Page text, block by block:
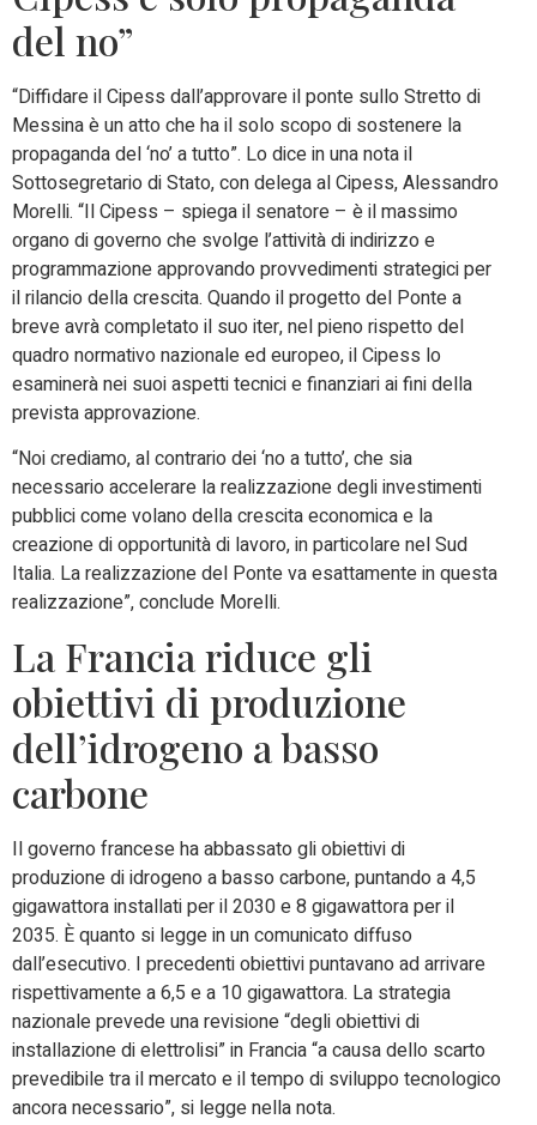
del no”
“Diffidare il Cipess dall’approvare il ponte sullo Stretto di
Messina è un atto che ha il solo scopo di sostenere la
propaganda del ‘no’ a tutto”. Lo dice in una nota il
Sottosegretario di Stato, con delega al Cipess, Alessandro
Morelli. “Il Cipess – spiega il senatore – è il massimo
organo di governo che svolge l’attività di indirizzo e
programmazione approvando provvedimenti strategici per
il rilancio della crescita. Quando il progetto del Ponte a
breve avrà completato il suo iter, nel pieno rispetto del
quadro normativo nazionale ed europeo, il Cipess lo
esaminerà nei suoi aspetti tecnici e finanziari ai fini della
prevista approvazione.
“Noi crediamo, al contrario dei ‘no a tutto’, che sia
necessario accelerare la realizzazione degli investimenti
pubblici come volano della crescita economica e la
creazione di opportunità di lavoro, in particolare nel Sud
Italia. La realizzazione del Ponte va esattamente in questa
realizzazione”, conclude Morelli.
La Francia riduce gli
obiettivi di produzione
dell’idrogeno a basso
carbone
Il governo francese ha abbassato gli obiettivi di
produzione di idrogeno a basso carbone, puntando a 4,5
gigawattora installati per il 2030 e 8 gigawattora per il
2035. È quanto si legge in un comunicato diffuso
dall’esecutivo. I precedenti obiettivi puntavano ad arrivare
rispettivamente a 6,5 e a 10 gigawattora. La strategia
nazionale prevede una revisione “degli obiettivi di
installazione di elettrolisi” in Francia “a causa dello scarto
prevedibile tra il mercato e il tempo di sviluppo tecnologico
ancora necessario”, si legge nella nota.